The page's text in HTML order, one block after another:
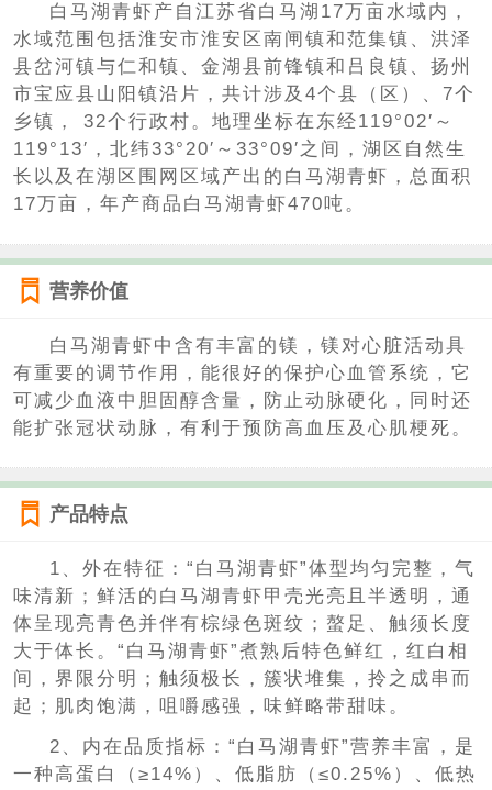
白马湖青虾产自江苏省白马湖17万亩水域内，
水域范围包括淮安市淮安区南闸镇和范集镇、洪泽
县岔河镇与仁和镇、金湖县前锋镇和吕良镇、扬州
市宝应县山阳镇沿片，共计涉及4个县（区）、7个
乡镇， 32个行政村。地理坐标在东经119°02′～
119°13′，北纬33°20′～33°09′之间，湖区自然生
长以及在湖区围网区域产出的白马湖青虾，总面积
17万亩，年产商品白马湖青虾470吨。
营养价值
白马湖青虾中含有丰富的镁，镁对心脏活动具
有重要的调节作用，能很好的保护心血管系统，它
可减少血液中胆固醇含量，防止动脉硬化，同时还
能扩张冠状动脉，有利于预防高血压及心肌梗死。
产品特点
1、外在特征：“白马湖青虾”体型均匀完整，气
味清新；鲜活的白马湖青虾甲壳光亮且半透明，通
体呈现亮青色并伴有棕绿色斑纹；螯足、触须长度
大于体长。“白马湖青虾”煮熟后特色鲜红，红白相
间，界限分明；触须极长，簇状堆集，拎之成串而
起；肌肉饱满，咀嚼感强，味鲜略带甜味。
2、内在品质指标：“白马湖青虾”营养丰富，是
一种高蛋白（≥14%）、低脂肪（≤0.25%）、低热